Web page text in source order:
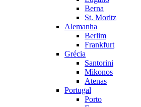
Berna
St. Moritz
Alemanha
Berlim
Frankfurt
Grécia
Santorini
Mikonos
Atenas
Portugal
Porto